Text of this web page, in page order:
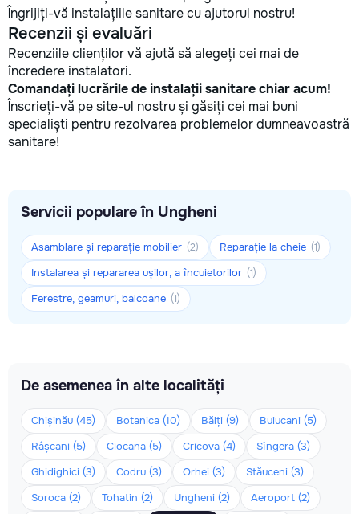
Îngrijiți-vă instalațiile sanitare cu ajutorul nostru!
Recenzii și evaluări
Recenziile clienților vă ajută să alegeți cei mai de
încredere instalatori.
Comandați lucrările de instalații sanitare chiar acum!
Înscrieți-vă pe site-ul nostru și găsiți cei mai buni
specialiști pentru rezolvarea problemelor dumneavoastră
sanitare!
Servicii populare în Ungheni
Asamblare și reparație mobilier (2) Reparație la cheie (1)
Instalarea și repararea ușilor, a încuietorilor (1)
Ferestre, geamuri, balcoane (1)
De asemenea în alte localități
Chișinău (45) Botanica (10) Bălți (9)
Buiucani (5)
Râșcani (5)
Ciocana (5) Cricova (4)
Sîngera (3)
Ghidighici (3)
Codru (3) Orhei (3)
Stăuceni (3)
Soroca (2)
Tohatin (2) Ungheni (2)
Aeroport (2)